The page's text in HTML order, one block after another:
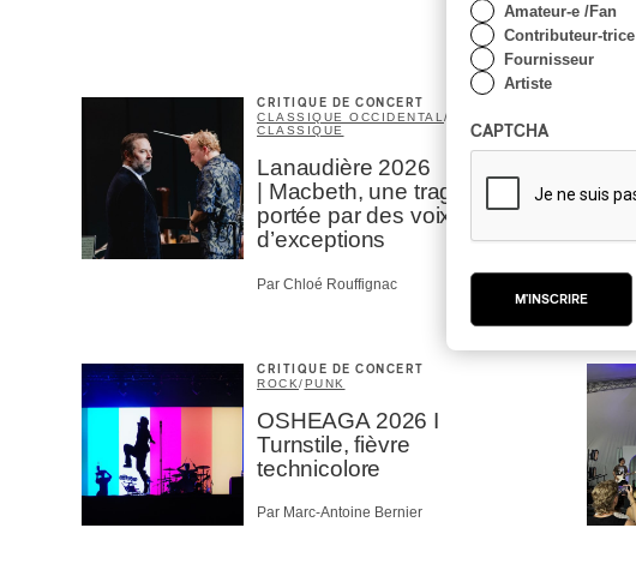
CRITIQUE DE CONCERT
CLASSIQUE OCCIDENTAL/
CLASSIQUE
Lanaudière 2026
| Macbeth, une tragédie
portée par des voix
d’exceptions
Par Chloé Rouffignac
CRITIQUE DE CONCERT
ROCK/PUNK
OSHEAGA 2026 I
Turnstile, fièvre
technicolore
Par Marc-Antoine Bernier
Amateur-e /Fan
Contributeur-trice
Fournisseur
Artiste
CAPTCHA
M'INSCRIRE